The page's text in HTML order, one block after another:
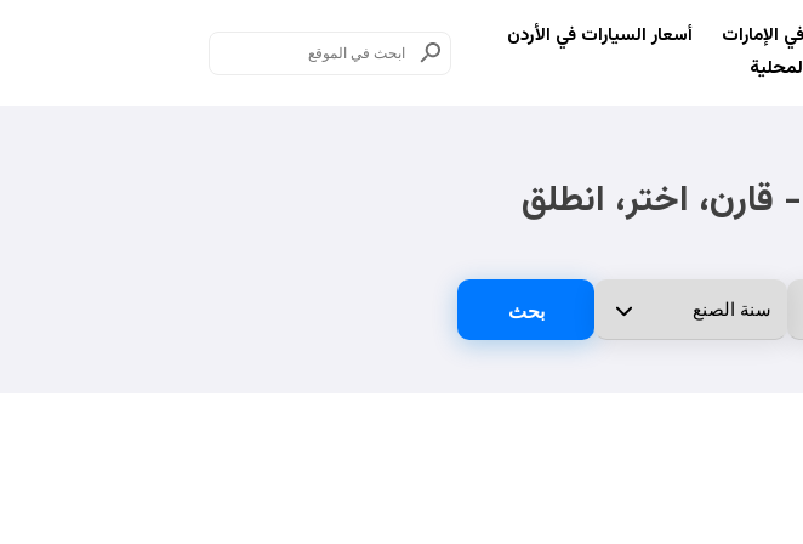
الإمارات
أسعار السيارات في الأردن
قارن، اختر، انطلق
بحث